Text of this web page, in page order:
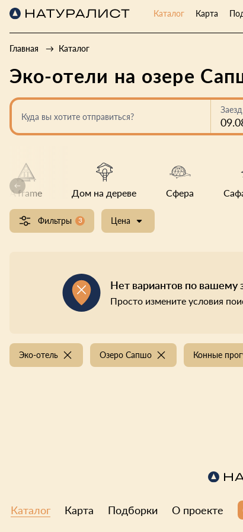
Каталог Карта
Главная Каталог
Эко-отели на озере
Куда вы хотите отправиться?
Заезд
A frame Дом на дереве Сфера
Фильтры 3 Цена
Нет вариантов по вашему
Просто измените условия
Эко-отель Озеро Сапшо Конные
Каталог Карта Подборки О проекте